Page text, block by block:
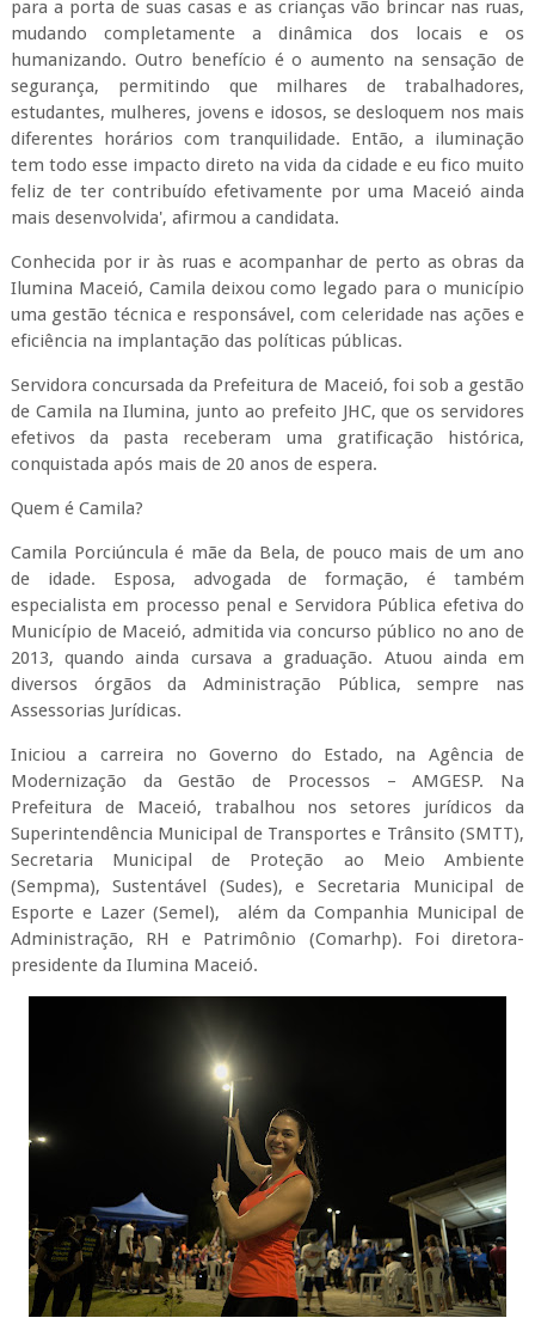
para a porta de suas casas e as crianças vão brincar nas ruas,
mudando completamente a dinâmica dos locais e os
humanizando. Outro benefício é o aumento na sensação de
segurança, permitindo que milhares de trabalhadores,
estudantes, mulheres, jovens e idosos, se desloquem nos mais
diferentes horários com tranquilidade. Então, a iluminação
tem todo esse impacto direto na vida da cidade e eu fico muito
feliz de ter contribuído efetivamente por uma Maceió ainda
mais desenvolvida', afirmou a candidata.
Conhecida por ir às ruas e acompanhar de perto as obras da
Ilumina Maceió, Camila deixou como legado para o município
uma gestão técnica e responsável, com celeridade nas ações e
eficiência na implantação das políticas públicas.
Servidora concursada da Prefeitura de Maceió, foi sob a gestão
de Camila na Ilumina, junto ao prefeito JHC, que os servidores
efetivos da pasta receberam uma gratificação histórica,
conquistada após mais de 20 anos de espera.
Quem é Camila?
Camila Porciúncula é mãe da Bela, de pouco mais de um ano
de idade. Esposa, advogada de formação, é também
especialista em processo penal e Servidora Pública efetiva do
Município de Maceió, admitida via concurso público no ano de
2013, quando ainda cursava a graduação. Atuou ainda em
diversos órgãos da Administração Pública, sempre nas
Assessorias Jurídicas.
Iniciou a carreira no Governo do Estado, na Agência de
Modernização da Gestão de Processos – AMGESP. Na
Prefeitura de Maceió, trabalhou nos setores jurídicos da
Superintendência Municipal de Transportes e Trânsito (SMTT),
Secretaria Municipal de Proteção ao Meio Ambiente
(Sempma), Sustentável (Sudes), e Secretaria Municipal de
Esporte e Lazer (Semel), além da Companhia Municipal de
Administração, RH e Patrimônio (Comarhp). Foi diretora-
presidente da Ilumina Maceió.